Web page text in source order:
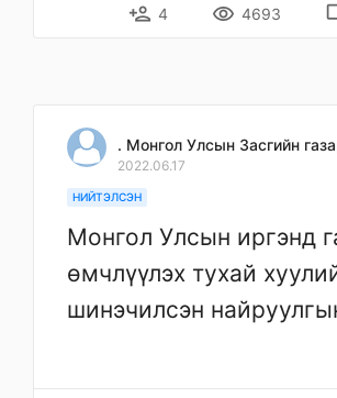
person_add 4 remove_red_eye 4693
. Монгол Улсын Засгийн
2022.06.17
НИЙТЭЛСЭН
Монгол Улсын иргэнд
өмчлүүлэх тухай
шинэчилсэн